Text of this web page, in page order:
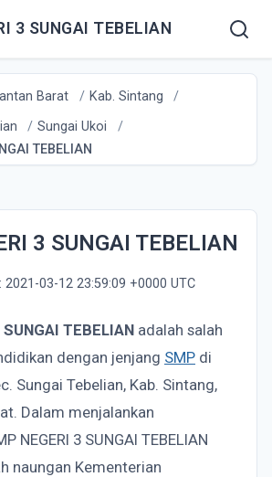
3 SUNGAI TEBELIAN
Barat
Kab. Sintang
Sungai Ukoi
TEBELIAN
3 SUNGAI TEBELIAN
03-12 23:59:09 +0000 UTC
TEBELIAN adalah salah
dengan jenjang SMP di
Sungai Tebelian, Kab. Sintang,
Dalam menjalankan
NEGERI 3 SUNGAI TEBELIAN
naungan Kementerian